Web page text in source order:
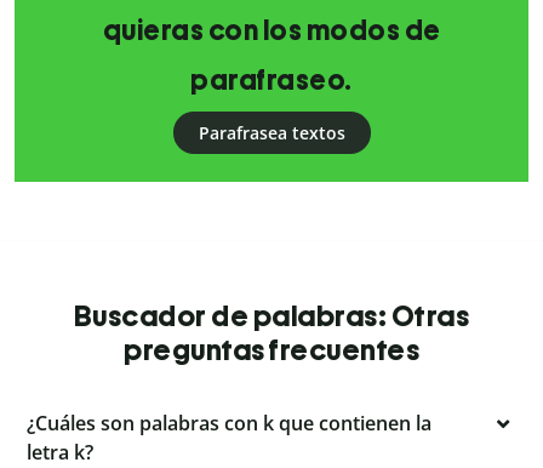
quieras con los modos de
parafraseo.
Parafrasea textos
Buscador de palabras: Otras
preguntas frecuentes
¿Cuáles son palabras con k que contienen la
letra k?